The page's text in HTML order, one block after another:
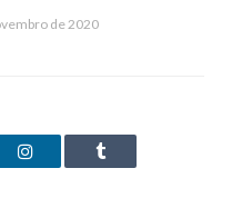
de 2020
LinkedIn Tumblr